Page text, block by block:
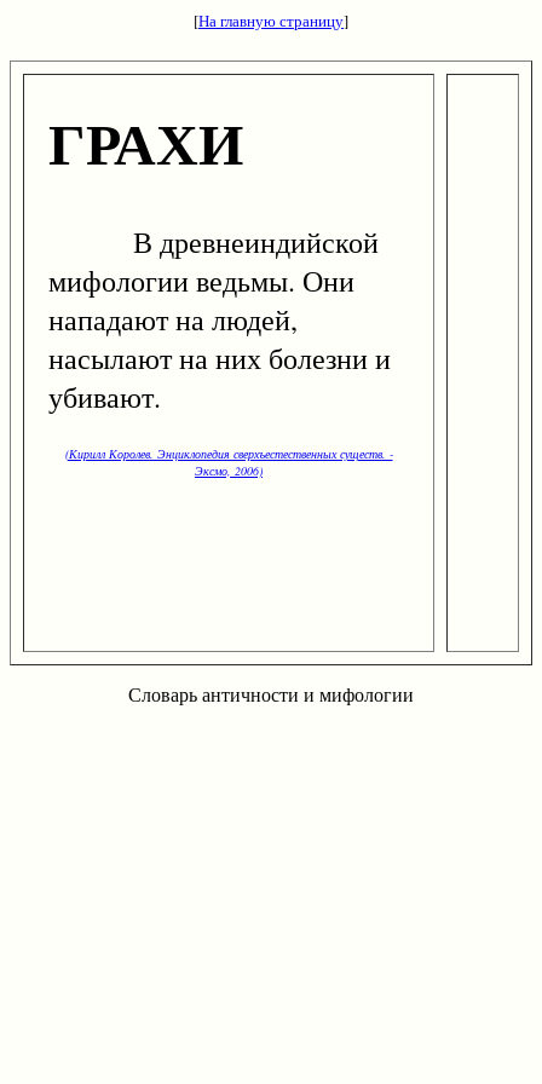
[На главную страницу]
ГРАХИ
В древнеиндийской
мифологии ведьмы. Они
нападают на людей,
насылают на них болезни и
убивают.
(Кирилл Королев. Энциклопедия сверхъестественных существ. -
Эксмо, 2006)
Словарь античности и мифологии